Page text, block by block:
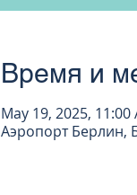
Время и
May 19, 2025, 11:00
Аэропорт Берлин,